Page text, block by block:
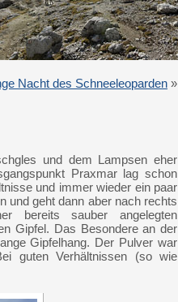
Nacht des Schneeleoparden »
und dem Lampsen eher
Praxmar lag schon
und immer wieder ein paar
und geht dann aber nach rechts
bereits sauber angelegten
Gipfel. Das Besondere an der
Gipfelhang. Der Pulver war
guten Verhältnissen (so wie